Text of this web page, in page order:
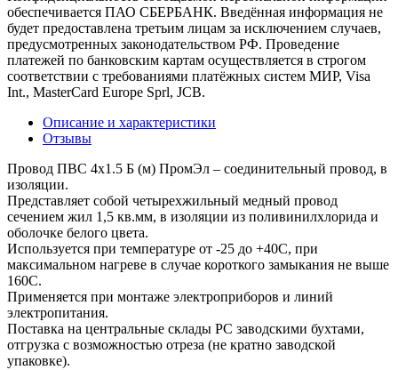
обеспечивается ПАО СБЕРБАНК. Введённая информация не
будет предоставлена третьим лицам за исключением случаев,
предусмотренных законодательством РФ. Проведение
платежей по банковским картам осуществляется в строгом
соответствии с требованиями платёжных систем МИР, Visa
Int., MasterCard Europe Sprl, JCB.
Описание и характеристики
Отзывы
Провод ПВС 4х1.5 Б (м) ПромЭл – соединительный провод, в
изоляции.
Представляет собой четырехжильный медный провод
сечением жил 1,5 кв.мм, в изоляции из поливинилхлорида и
оболочке белого цвета.
Используется при температуре от -25 до +40С, при
максимальном нагреве в случае короткого замыкания не выше
160С.
Применяется при монтаже электроприборов и линий
электропитания.
Поставка на центральные склады РС заводскими бухтами,
отгрузка с возможностью отреза (не кратно заводской
упаковке).